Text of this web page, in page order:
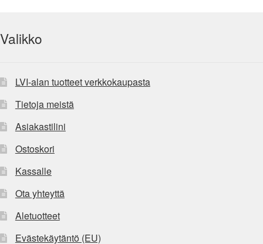
Valikko
LVI-alan tuotteet verkkokaupasta
Tietoja meistä
Asiakastilini
Ostoskori
Kassalle
Ota yhteyttä
Aletuotteet
Evästekäytäntö (EU)